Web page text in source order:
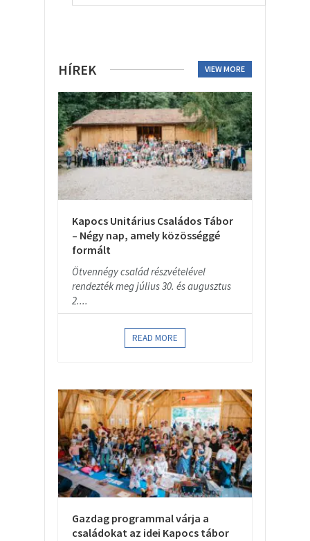
HÍREK VIEW MORE
Kapocs Unitárius Családos Tábor
– Négy nap, amely közösséggé
formált
Ötvennégy család részvételével
rendezték meg július 30. és augusztus
2....
READ MORE
Gazdag programmal várja a
családokat az idei Kapocs tábor